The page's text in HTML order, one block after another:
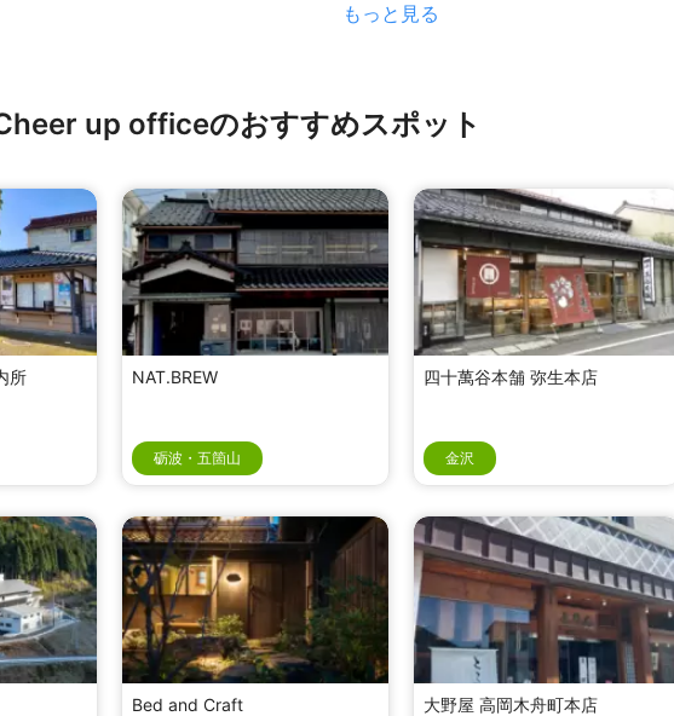
もっと見る
up officeのおすすめスポット
所 NAT.BREW
砺波・五箇山
四十萬谷本舗 弥生本店
金沢
Bed and Craft 大野屋 高岡木舟町本店